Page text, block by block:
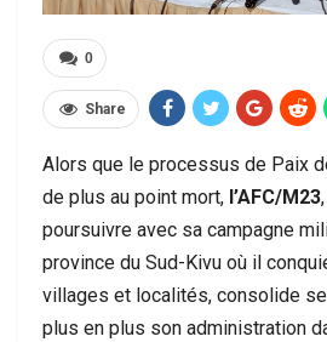
0
Share
Alors que le processus de Paix
de plus au point mort, l’AFC/M23
poursuivre avec sa campagne
province du Sud-Kivu où il
villages et localités, consolide
plus en plus son administration